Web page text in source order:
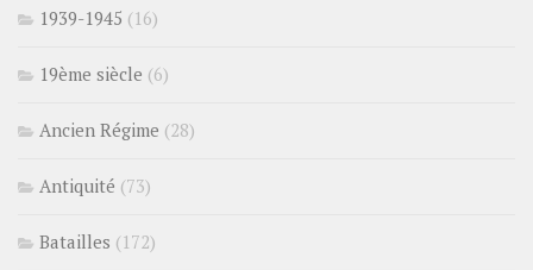
1939-1945 (16)
19ème siècle (6)
Ancien Régime (28)
Antiquité (73)
Batailles (172)